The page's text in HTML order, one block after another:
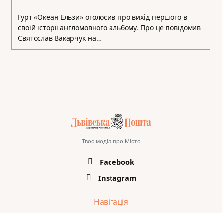
Гурт «Океан Ельзи» оголосив про вихід першого в
своїй історії англомовного альбому. Про це повідомив
Святослав Вакарчук на…
Твоє медіа про Місто
Facebook
Instagram
Навігація